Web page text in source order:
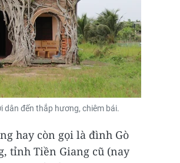
đến thắp hương, chiêm bái.
hay còn gọi là đình Gò
tỉnh Tiền Giang cũ (nay